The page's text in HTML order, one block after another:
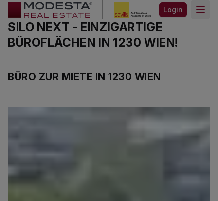
Login
SILO NEXT - EINZIGARTIGE
BÜROFLÄCHEN IN 1230 WIEN!
BÜRO ZUR MIETE IN 1230 WIEN